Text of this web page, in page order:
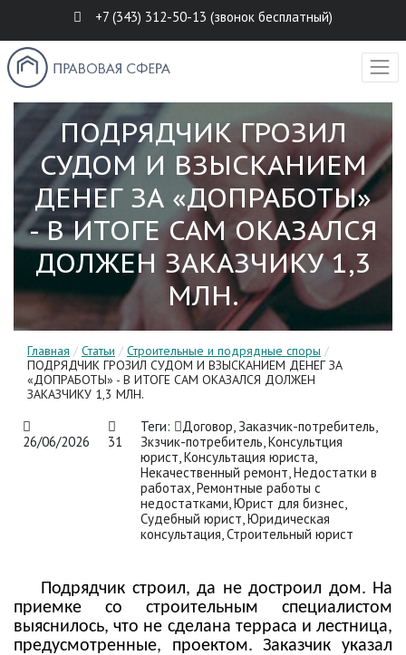
+7 (343) 312-50-13 (звонок бесплатный)
ПОДРЯДЧИК ГРОЗИЛ
СУДОМ И ВЗЫСКАНИЕМ
ДЕНЕГ ЗА «ДОПРАБОТЫ»
- В ИТОГЕ САМ ОКАЗАЛСЯ
ДОЛЖЕН ЗАКАЗЧИКУ 1,3
МЛН.
Главная / Статьи / Строительные и подрядные споры /
ПОДРЯДЧИК ГРОЗИЛ СУДОМ И ВЗЫСКАНИЕМ ДЕНЕГ ЗА
«ДОПРАБОТЫ» - В ИТОГЕ САМ ОКАЗАЛСЯ ДОЛЖЕН
ЗАКАЗЧИКУ 1,3 МЛН.
26/06/2026 31
Теги: Договор, Заказчик-потребитель,
Зкзчик-потребитель,Консультция
юрист,Консультация юриста,
Некачественный ремонт,Недостатки в
работах,Ремонтные работы с
недостатками,Юрист для бизнес,
Судебный юрист,Юридическая
консультация,Строительный юрист
Подрядчик строил, да не достроил дом. На
приемке со строительным специалистом
выяснилось, что не сделана терраса и лестница,
предусмотренные, проектом. Заказчик указал